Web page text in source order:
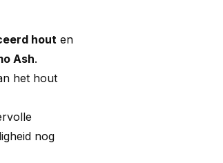
hout en
Ash.
het hout
nog